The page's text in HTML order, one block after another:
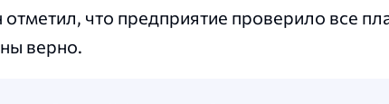
что предприятие проверило все
верно.